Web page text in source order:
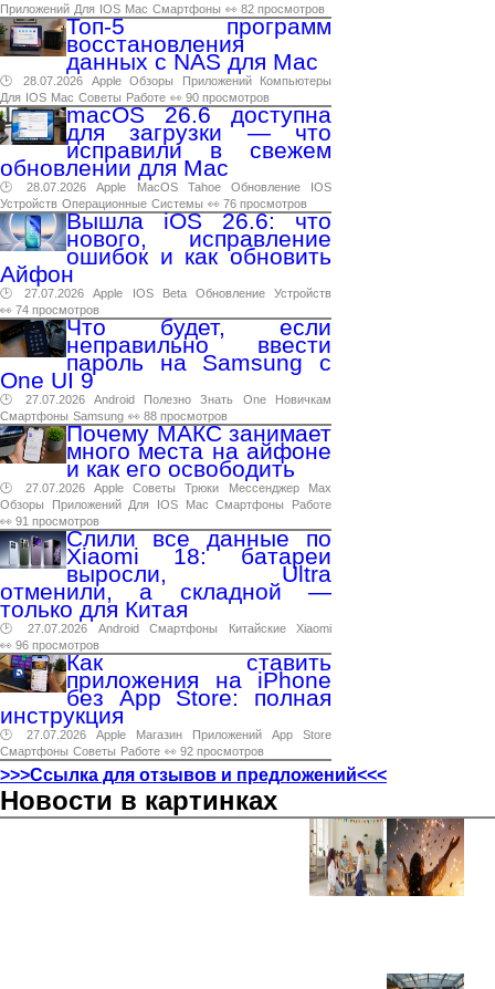
Приложений Для IOS Mac Смартфоны 👀 82 просмотров
Топ-5 программ
восстановления
данных с NAS для Mac
🕑 28.07.2026 Apple Обзоры Приложений
Компьютеры
Для IOS Mac Советы Работе 👀 90 просмотров
macOS 26.6 доступна
для загрузки — что
исправили в свежем
обновлении для Mac
🕑 28.07.2026 Apple MacOS Tahoe Обновление
IOS
Устройств Операционные Системы 👀 76 просмотров
Вышла iOS 26.6: что
нового, исправление
ошибок и как обновить
Айфон
🕑 27.07.2026 Apple IOS Beta Обновление
Устройств
👀 74 просмотров
Что будет, если
неправильно ввести
пароль на Samsung с
One UI 9
🕑 27.07.2026 Android Полезно Знать One
Новичкам
Смартфоны Samsung 👀 88 просмотров
Почему МАКС занимает
много места на айфоне
и как его освободить
🕑 27.07.2026 Apple Советы Трюки Мессенджер
Max
Обзоры
Приложений Для IOS Mac Смартфоны
Работе
👀 91 просмотров
Слили все данные по
Xiaomi 18: батареи
выросли, Ultra
отменили, а складной —
только для Китая
🕑 27.07.2026 Android Смартфоны Китайские
Xiaomi
👀 96 просмотров
Как ставить
приложения на iPhone
без App Store: полная
инструкция
🕑 27.07.2026 Apple Магазин Приложений App
Store
Смартфоны Советы Работе 👀 92 просмотров
>>>Ссылка для отзывов и предложений<<<
Новости в картинках